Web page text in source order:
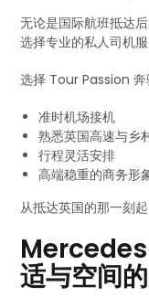
无论是国际航班抵达
选择专业的私人司机
选择 Tour Passion 奔
准时机场接机
熟悉英国高速与乡
行程灵活安排
高端稳重的商务形
从抵达英国的那一刻起
适与空间